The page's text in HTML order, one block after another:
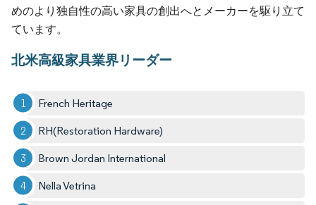
めのより独自性の高い家具の創出へとメーカーを駆り立て
ています。
北米高級家具業界リーダー
French Heritage
RH(Restoration Hardware)
Brown Jordan International
Nella Vetrina